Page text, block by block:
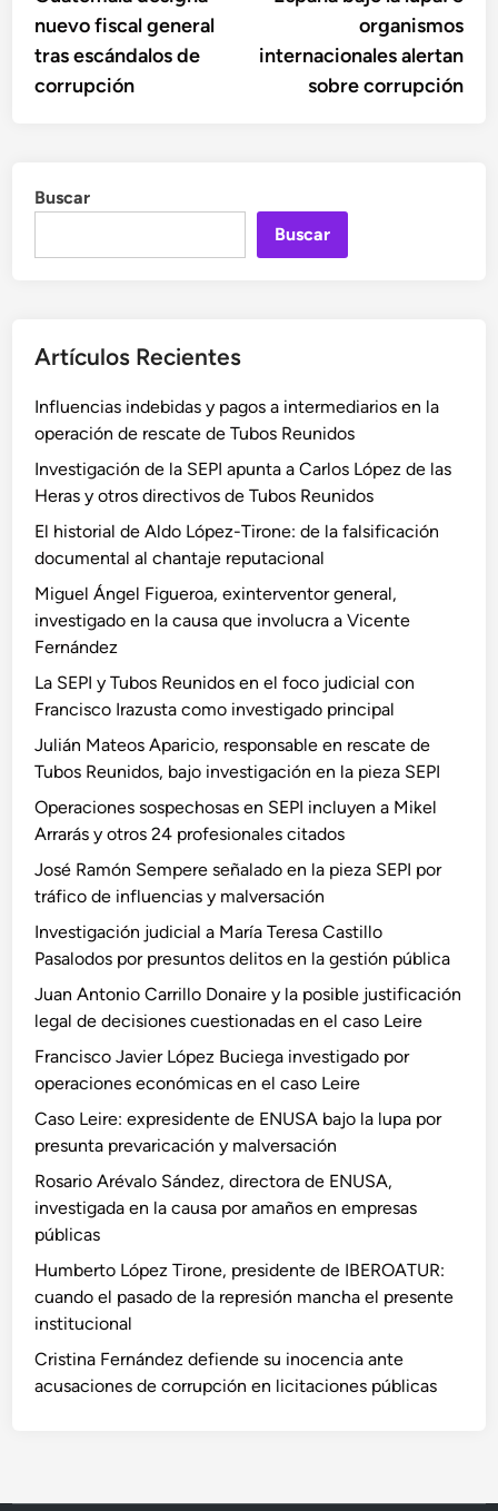
entradas
nuevo fiscal general
tras escándalos de
corrupción
organismos
internacionales alertan
sobre corrupción
Buscar
Buscar
Artículos Recientes
Influencias indebidas y pagos a intermediarios en la
operación de rescate de Tubos Reunidos
Investigación de la SEPI apunta a Carlos López de las
Heras y otros directivos de Tubos Reunidos
El historial de Aldo López-Tirone: de la falsificación
documental al chantaje reputacional
Miguel Ángel Figueroa, exinterventor general,
investigado en la causa que involucra a Vicente
Fernández
La SEPI y Tubos Reunidos en el foco judicial con
Francisco Irazusta como investigado principal
Julián Mateos Aparicio, responsable en rescate de
Tubos Reunidos, bajo investigación en la pieza SEPI
Operaciones sospechosas en SEPI incluyen a Mikel
Arrarás y otros 24 profesionales citados
José Ramón Sempere señalado en la pieza SEPI por
tráfico de influencias y malversación
Investigación judicial a María Teresa Castillo
Pasalodos por presuntos delitos en la gestión pública
Juan Antonio Carrillo Donaire y la posible justificación
legal de decisiones cuestionadas en el caso Leire
Francisco Javier López Buciega investigado por
operaciones económicas en el caso Leire
Caso Leire: expresidente de ENUSA bajo la lupa por
presunta prevaricación y malversación
Rosario Arévalo Sández, directora de ENUSA,
investigada en la causa por amaños en empresas
públicas
Humberto López Tirone, presidente de IBEROATUR:
cuando el pasado de la represión mancha el presente
institucional
Cristina Fernández defiende su inocencia ante
acusaciones de corrupción en licitaciones públicas